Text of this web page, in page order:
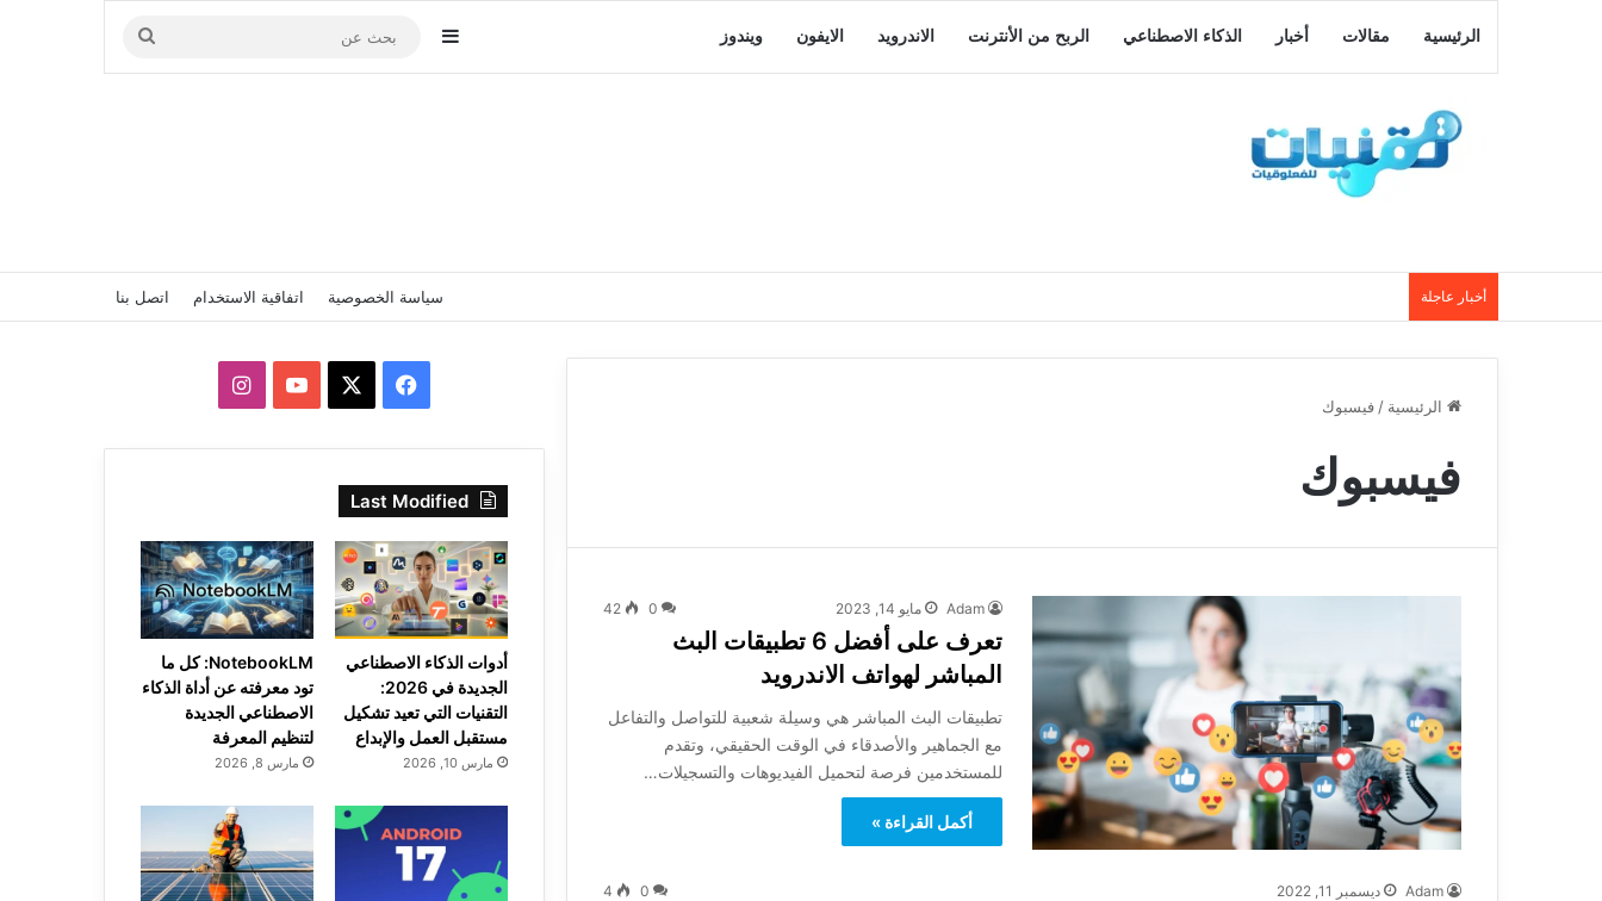
الرئيسية مقالات أخبار الذكاء الاصطناعي الربح من الأنترنت الاندرويد الايفون ويندوز إضافة عمود جانبي
بحث
عن
أخبار عاجلة سياسة الخصوصية اتفاقية الاستخدام اتصل بنا
الرئيسية / فيسبوك
فيسبوك
Adam مايو 14, 2023 0
42
تعرف على أفضل 6 تطبيقات البث
المباشر لهواتف الاندرويد
تطبيقات البث المباشر هي وسيلة شعبية للتواصل والتفاعل
مع الجماهير والأصدقاء في الوقت الحقيقي، وتقدم
للمستخدمين فرصة لتحميل الفيديوهات والتسجيلات…
أكمل القراءة »
Adam ديسمبر 11, 2022 0
4
فيسبوك ‫YouTubeانستقرام
Last Modified
أدوات الذكاء الاصطناعي
الجديدة في 2026:
التقنيات التي تعيد تشكيل
مستقبل العمل والإبداع
مارس 10, 2026
NotebookLM: كل ما
تود معرفته عن أداة الذكاء
الاصطناعي الجديدة
لتنظيم المعرفة
مارس 8, 2026